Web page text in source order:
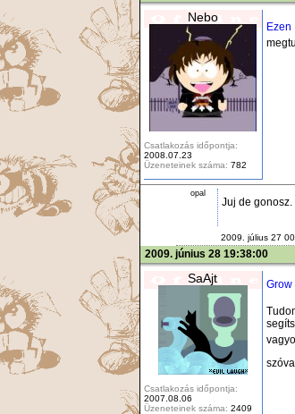
Nebo
Csatlakozás időpontja:
2008.07.23
Üzeneteinek száma: 782
Ezen
opal
Juj de gonosz.
2009. július 27
2009. június 28 19:38:00
SaAjt
Csatlakozás időpontja:
2007.08.06
Üzeneteinek száma: 2409
Grow